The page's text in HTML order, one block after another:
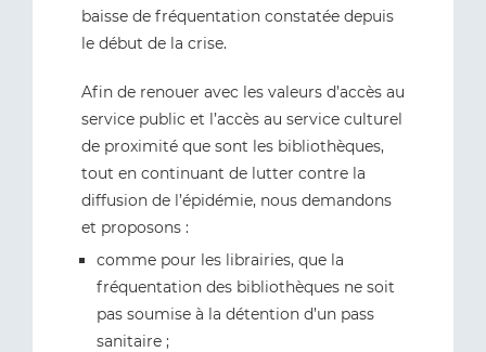
baisse de fréquentation constatée depuis
le début de la crise.
Afin de renouer avec les valeurs d’accès au
service public et l’accès au service culturel
de proximité que sont les bibliothèques,
tout en continuant de lutter contre la
diffusion de l’épidémie, nous demandons
et proposons :
comme pour les librairies, que la
fréquentation des bibliothèques ne soit
pas soumise à la détention d’un pass
sanitaire ;